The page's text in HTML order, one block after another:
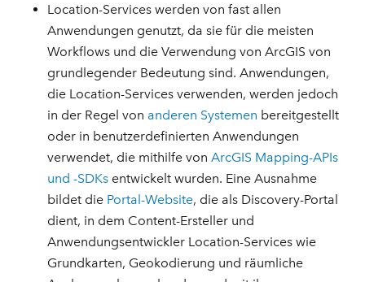
Location-Services werden von fast allen
Anwendungen genutzt, da sie für die meisten
Workflows und die Verwendung von ArcGIS von
grundlegender Bedeutung sind. Anwendungen,
die Location-Services verwenden, werden jedoch
in der Regel von anderen Systemen bereitgestellt
oder in benutzerdefinierten Anwendungen
verwendet, die mithilfe vonArcGIS Mapping-APIs
und -SDKs entwickelt wurden. Eine Ausnahme
bildet die Portal-Website, die als Discovery-Portal
dient, in dem Content-Ersteller und
Anwendungsentwickler Location-Services wie
Grundkarten, Geokodierung und räumliche